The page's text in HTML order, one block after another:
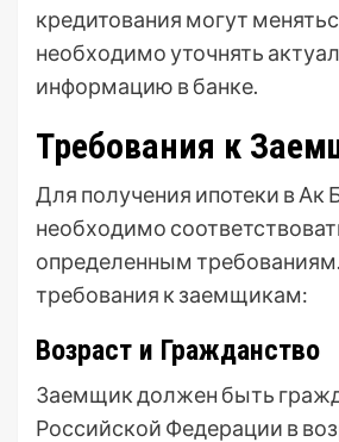
кредитования могут
необходимо уточнять
информацию в банке.
Требования к
Для получения ипотеки в Ак
необходимо
определенным
требования к заемщикам:
Возраст и Гражданство
Заемщик должен быть
Российской Федерации в